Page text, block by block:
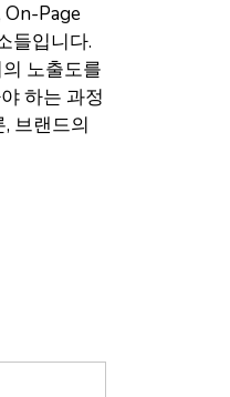
On-Page
들입니다.
노출도를
하는 과정
브랜드의